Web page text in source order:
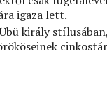
igaza lett.
király